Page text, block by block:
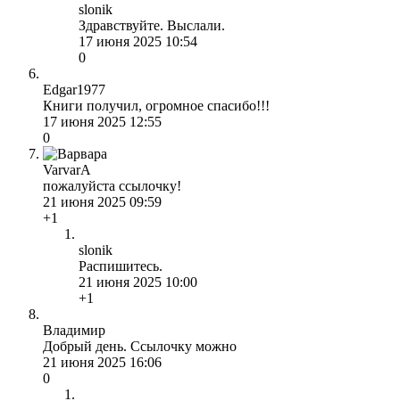
slonik
Здравствуйте. Выслали.
17 июня 2025 10:54
0
Edgar1977
Книги получил, огромное спасибо!!!
17 июня 2025 12:55
0
VarvarA
пожалуйста ссылочку!
21 июня 2025 09:59
+1
slonik
Распишитесь.
21 июня 2025 10:00
+1
Владимир
Добрый день. Ссылочку можно
21 июня 2025 16:06
0